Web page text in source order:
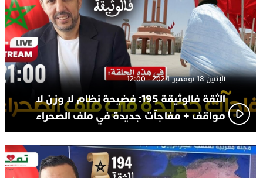
الإثنين 18 نوفمبر 2024 - 12:00
الثقة فالوثيقة 195: فضيحة نظام لا وزن لا
مواقف + مفاجآت جديدة في ملف الصحراء